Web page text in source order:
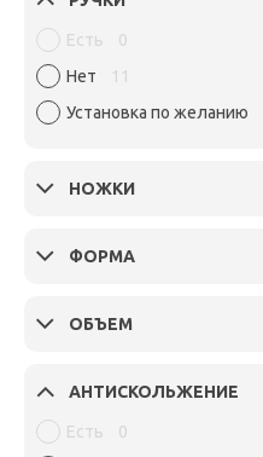
Есть
0
Нет
11
Установка по желанию
НОЖКИ
ФОРМА
ОБЪЕМ
АНТИСКОЛЬЖЕНИЕ
Есть
0